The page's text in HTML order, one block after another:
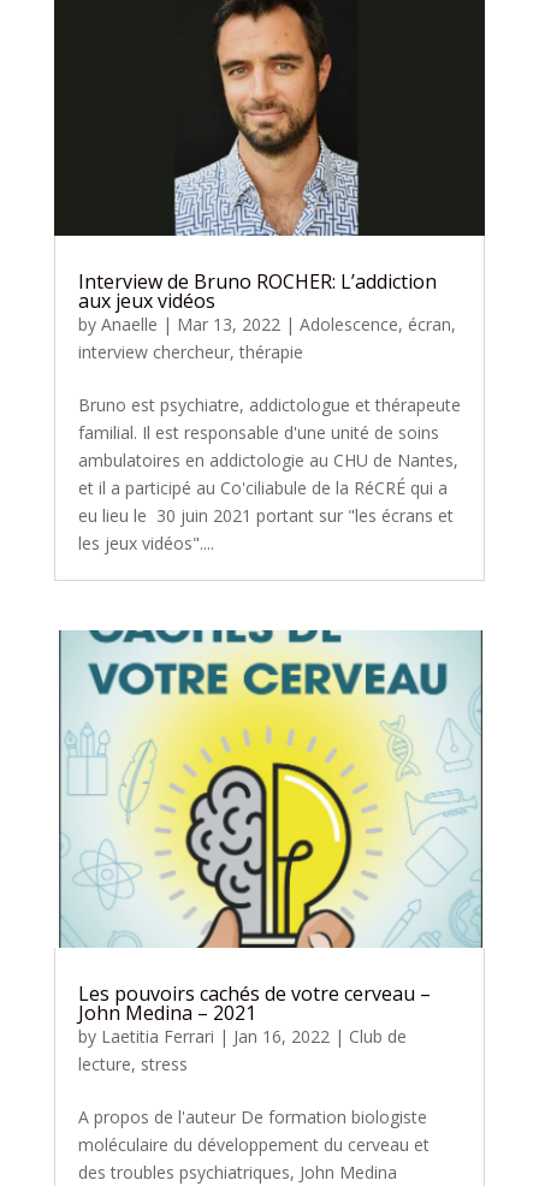
Interview de Bruno ROCHER: L’addiction
aux jeux vidéos
by Anaelle | Mar 13, 2022| Adolescence, écran,
interview chercheur,thérapie
Bruno est psychiatre, addictologue et thérapeute
familial. Il est responsable d'une unité de soins
ambulatoires en addictologie au CHU de Nantes,
et il a participé au Co'ciliabule de la RéCRÉ qui a
eu lieu le 30 juin 2021 portant sur "les écrans et
les jeux vidéos"....
Les pouvoirs cachés de votre cerveau –
John Medina – 2021
by Laetitia Ferrari | Jan 16, 2022 | Club de
lecture, stress
A propos de l'auteur De formation biologiste
moléculaire du développement du cerveau et
des troubles psychiatriques, John Medina